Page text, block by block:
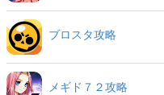
ブロスタ攻略
メギド７２攻略